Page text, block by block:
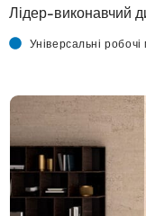
Лідер-виконавчий
Універсальні